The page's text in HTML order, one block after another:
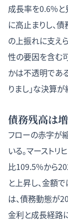
成長率を0.6%
に高止まりし、
の上振れに支え
性の要因を含む
かは不透明であ
りまし」な決算
債務残高は
フローの赤字が
いる。マースト
比109.5%から
と上昇し、金額
は、債務動態が
金利と成長経路